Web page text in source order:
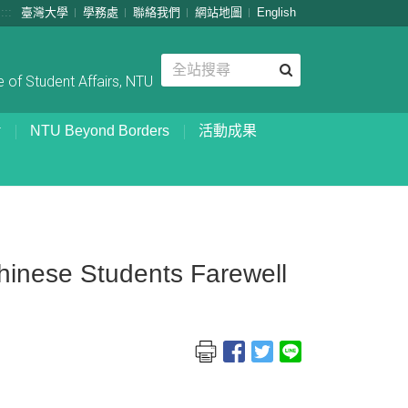
::: 臺灣大學 學務處 聯絡我們 網站地圖 English
of Student Affairs, NTU
NTU Beyond Borders 活動成果
Students Farewell